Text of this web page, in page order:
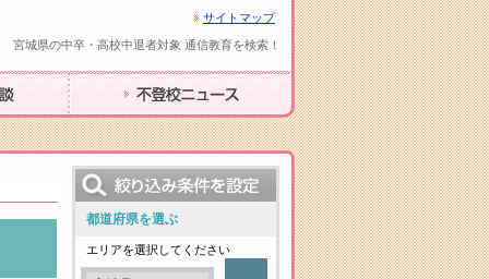
サイトマップ
宮城県の中卒・高校中退者対象 通信教育を検索！
不登校ニュース
都道府県を選ぶ
エリアを選択してください